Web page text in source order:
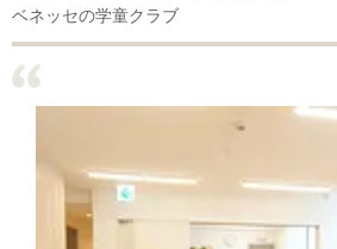
ベネッセの学童クラブ